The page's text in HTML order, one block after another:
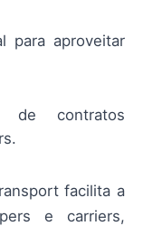
para aproveitar
de contratos
facilita a
e carriers,